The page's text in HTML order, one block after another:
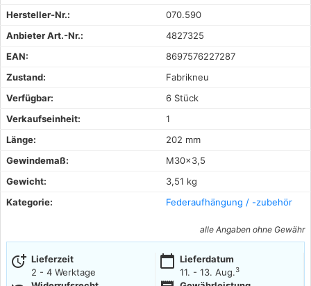
Hersteller-Nr.:
070.590
Anbieter Art.-Nr.:
4827325
EAN:
8697576227287
Zustand:
Fabrikneu
Verfügbar:
6 Stück
Verkaufseinheit:
1
Länge:
202 mm
Gewindemaß:
M30x3,5
Gewicht:
3,51 kg
Kategorie:
Federaufhängung / -zubehör
alle Angaben ohne Gewähr
more_time Lieferzeit
2 - 4 Werktage
calendar_today Lieferdatum
11. - 13. Aug.3